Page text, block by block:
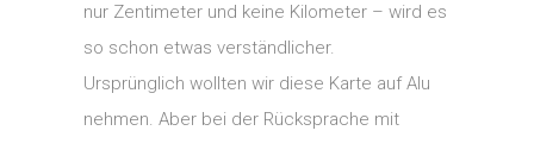
nur Zentimeter und keine Kilometer – wird es
so schon etwas verständlicher.
Ursprünglich wollten wir diese Karte auf Alu
nehmen. Aber bei der Rücksprache mit